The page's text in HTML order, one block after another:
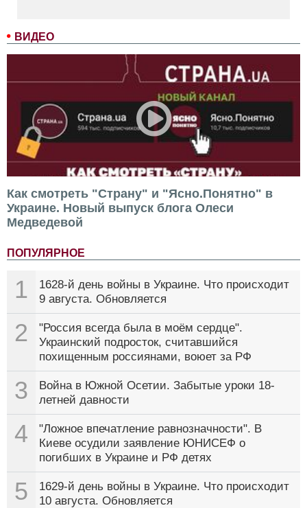
ВИДЕО
Как смотреть "Страну" и "Ясно.Понятно" в
Украине. Новый выпуск блога Олеси
Медведевой
ПОПУЛЯРНОЕ
1
1628-й день войны в Украине. Что происходит
9 августа. Обновляется
2
"Россия всегда была в моём сердце".
Украинский подросток, считавшийся
похищенным россиянами, воюет за РФ
3
Война в Южной Осетии. Забытые уроки 18-
летней давности
4
"Ложное впечатление равнозначности". В
Киеве осудили заявление ЮНИСЕФ о
погибших в Украине и РФ детях
5
1629-й день войны в Украине. Что происходит
10 августа. Обновляется